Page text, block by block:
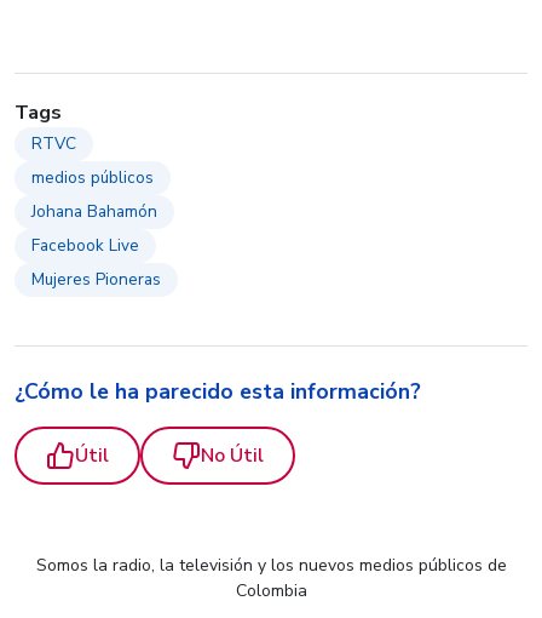
Tags
RTVC
medios públicos
Johana Bahamón
Facebook Live
Mujeres Pioneras
¿Cómo le ha parecido esta información?
Útil No Útil
Somos la radio, la televisión y los nuevos medios públicos de
Colombia